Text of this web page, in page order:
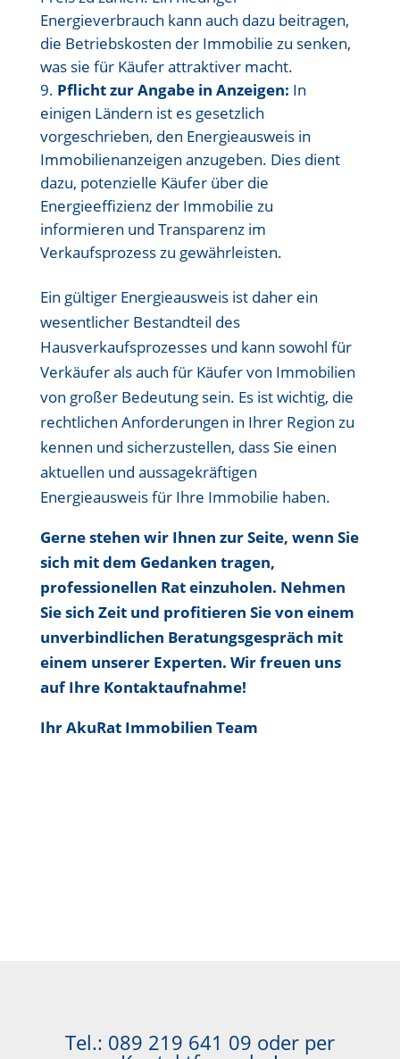
Energieverbrauch kann auch dazu beitragen,
die Betriebskosten der Immobilie zu senken,
was sie für Käufer attraktiver macht.
Pflicht zur Angabe in Anzeigen: In
einigen Ländern ist es gesetzlich
vorgeschrieben, den Energieausweis in
Immobilienanzeigen anzugeben. Dies dient
dazu, potenzielle Käufer über die
Energieeffizienz der Immobilie zu
informieren und Transparenz im
Verkaufsprozess zu gewährleisten.
Ein gültiger Energieausweis ist daher ein
wesentlicher Bestandteil des
Hausverkaufsprozesses und kann sowohl für
Verkäufer als auch für Käufer von Immobilien
von großer Bedeutung sein. Es ist wichtig, die
rechtlichen Anforderungen in Ihrer Region zu
kennen und sicherzustellen, dass Sie einen
aktuellen und aussagekräftigen
Energieausweis für Ihre Immobilie haben.
Gerne stehen wir Ihnen zur Seite, wenn Sie
sich mit dem Gedanken tragen,
professionellen Rat einzuholen. Nehmen
Sie sich Zeit und profitieren Sie von einem
unverbindlichen Beratungsgespräch mit
einem unserer Experten. Wir freuen uns
auf Ihre Kontaktaufnahme!
Ihr AkuRat Immobilien Team
Tel.: 089 219 641 09 oder per